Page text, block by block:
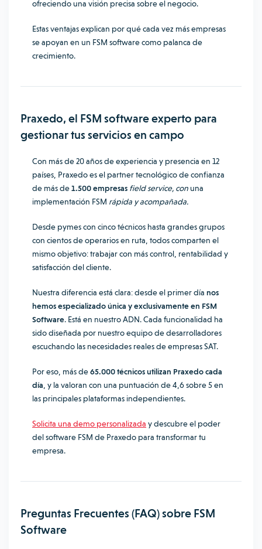
ofreciendo una visión precisa sobre el negocio.
Estas ventajas explican por qué cada vez más empresas
se apoyan en un FSM software como palanca de
crecimiento.
Praxedo, el FSM software experto para
gestionar tus servicios en campo
Con más de 20 años de experiencia y presencia en 12
países, Praxedo es el partner tecnológico de confianza
de más de1.500 empresas field service, con una
implementación FSM rápida y acompañada.
Desde pymes con cinco técnicos hasta grandes grupos
con cientos de operarios en ruta, todos comparten el
mismo objetivo: trabajar con más control, rentabilidad y
satisfacción del cliente.
Nuestra diferencia está clara: desde el primer día nos
hemos especializado única y exclusivamente en FSM
Software. Está en nuestro ADN. Cada funcionalidad ha
sido diseñada por nuestro equipo de desarrolladores
escuchando las necesidades reales de empresas SAT.
Por eso, más de65.000 técnicos utilizan Praxedo cada
día , y la valoran con una puntuación de 4,6 sobre 5 en
las principales plataformas independientes.
Solicita una demo personalizada y descubre el poder
del software FSM de Praxedo para transformar tu
empresa.
Preguntas Frecuentes (FAQ) sobre FSM
Software